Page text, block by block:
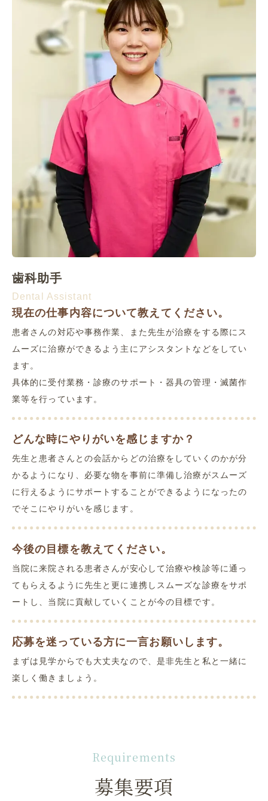
歯科助手
Dental Assistant
現在の仕事内容について教えてください。
患者さんの対応や事務作業、また先生が治療をする際にス
ムーズに治療ができるよう主にアシスタントなどをしてい
ます。
具体的に受付業務・診療のサポート・器具の管理・滅菌作
業等を行っています。
どんな時にやりがいを感じますか？
先生と患者さんとの会話からどの治療をしていくのかが分
かるようになり、必要な物を事前に準備し治療がスムーズ
に行えるようにサポートすることができるようになったの
でそこにやりがいを感じます。
今後の目標を教えてください。
当院に来院される患者さんが安心して治療や検診等に通っ
てもらえるように先生と更に連携しスムーズな診療をサポ
ートし、当院に貢献していくことが今の目標です。
応募を迷っている方に一言お願いします。
まずは見学からでも大丈夫なので、是非先生と私と一緒に
楽しく働きましょう。
Requirements
募集要項